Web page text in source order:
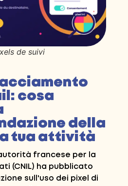
de suivi
cosa
della
tua attività
francese per la
(CNIL) ha pubblicato
sull'uso dei pixel di